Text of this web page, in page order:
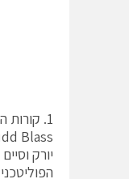
1. קורות החיים של ג’אד בלס
יורק